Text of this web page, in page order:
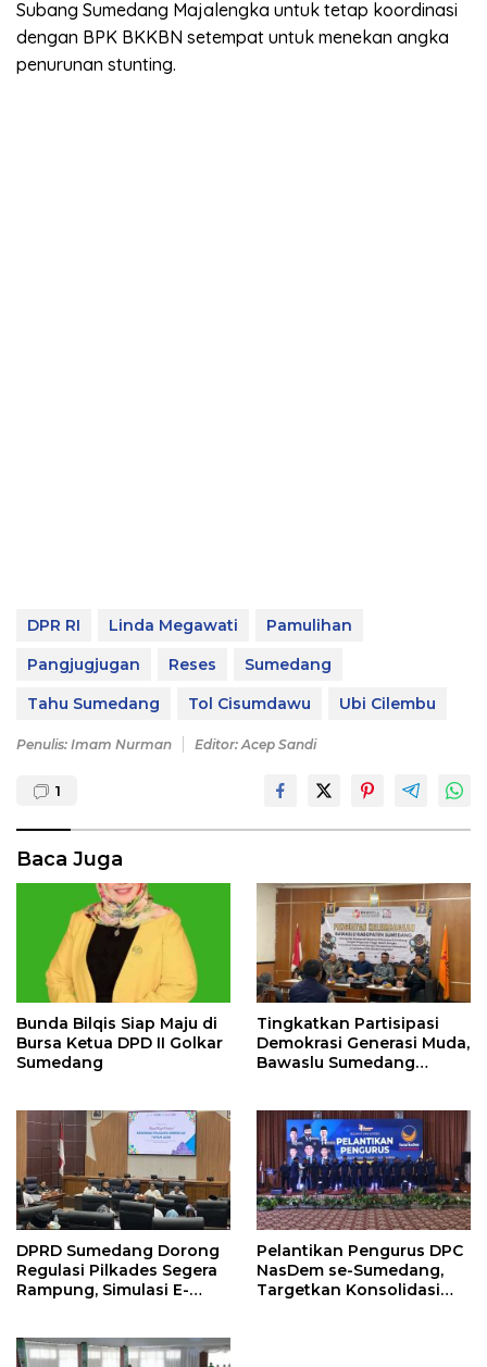
Subang Sumedang Majalengka untuk tetap koordinasi
dengan BPK BKKBN setempat untuk menekan angka
penurunan stunting.
DPR RI Linda Megawati
Pamulihan
Pangjugjugan
Reses
Sumedang
Tahu Sumedang
Tol Cisumdawu Ubi Cilembu
Penulis: Imam Nurman Editor: Acep Sandi
1
Baca Juga
Bunda Bilqis Siap Maju di
Bursa Ketua DPD II Golkar
Sumedang
Tingkatkan Partisipasi
Demokrasi Generasi Muda,
Bawaslu Sumedang
DPRD Sumedang Dorong
Regulasi Pilkades Segera
Rampung, Simulasi E-
Pelantikan Pengurus DPC
NasDem se-Sumedang,
Targetkan Konsolidasi